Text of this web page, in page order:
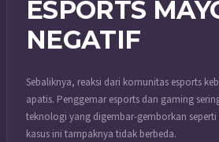
ESPORTS
NEGATIF
Sebaliknya, reaksi dari komunitas esports
apatis. Penggemar esports dan gaming
teknologi yang digembar-gemborkan
kasus ini tampaknya tidak berbeda.